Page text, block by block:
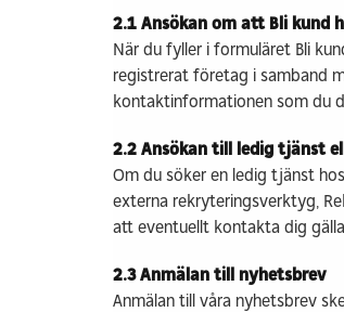
2.1 Ansökan om att Bli kund
När du fyller i formuläret Bli
registrerat företag i samband
kontaktinformationen som du
2.2 Ansökan till ledig tjänst
Om du söker en ledig tjänst
externa rekryteringsverktyg,
att eventuellt kontakta dig
2.3 Anmälan till nyhetsbrev
Anmälan till våra nyhetsbrev